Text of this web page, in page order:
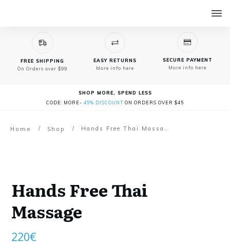
FREE SHIPPING
On Orders over $99
EASY RETURNS
More info here
SECURE PAYMENT
More info here
SHOP MORE, SPEND LESS
CODE: MORE- 45% DISCOUNT ON ORDERS OVER $45
Home / Shop / Hands Free Thai Massage
Hands Free Thai
Massage
220€